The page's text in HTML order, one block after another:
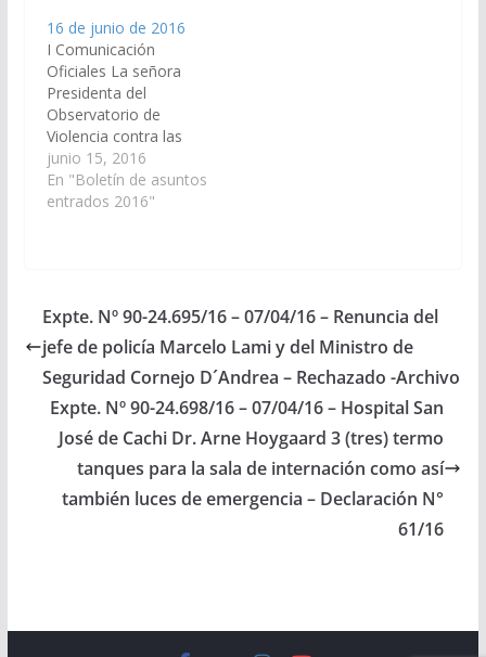
16 de junio de 2016
I Comunicación
Oficiales La señora
Presidenta del
Observatorio de
Violencia contra las
Mujeres de la Provincia
de Salta. (Ley N°
7.863), remite copia de
Indígenas). II
Dictámenes de
Comisiones De Obras
Públicas e Industria En
el proyecto de…
junio 15, 2016
En "Boletín de asuntos
entrados 2016"
Expte. Nº 90-24.695/16 – 07/04/16 – Renuncia del
jefe de policía Marcelo Lami y del Ministro de
Seguridad Cornejo D´Andrea – Rechazado -Archivo
Expte. Nº 90-24.698/16 – 07/04/16 – Hospital San
José de Cachi Dr. Arne Hoygaard 3 (tres) termo
tanques para la sala de internación como así
también luces de emergencia – Declaración N°
61/16